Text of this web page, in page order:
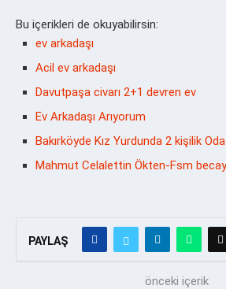
Bu içerikleri de okuyabilirsin:
ev arkadaşı
Acil ev arkadaşı
Davutpaşa civarı 2+1 devren ev
Ev Arkadaşı Arıyorum
Bakırköyde Kız Yurdunda 2 kişilik
Mahmut Celalettin Ökten-Fsm
PAYLAŞ
önceki içerik